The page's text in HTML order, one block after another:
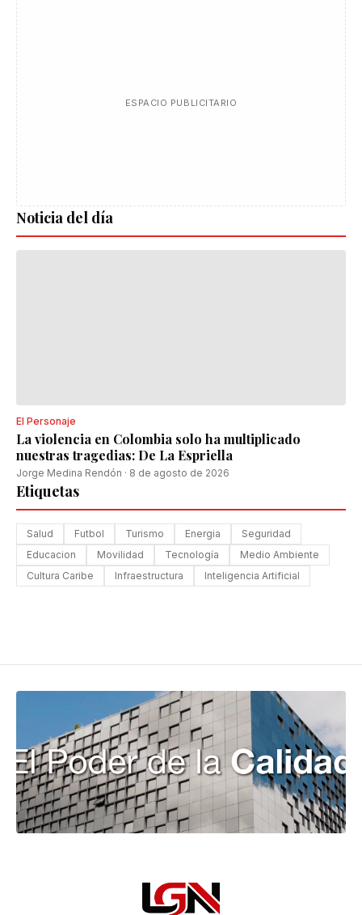
ESPACIO PUBLICITARIO
Noticia del día
El Personaje
La violencia en Colombia solo ha multiplicado
nuestras tragedias: De La Espriella
Jorge Medina Rendón · 8 de agosto de 2026
Etiquetas
Salud Futbol Turismo Energia
Seguridad
Educacion
Movilidad Tecnología
Medio Ambiente
Cultura Caribe
Infraestructura Inteligencia Artificial